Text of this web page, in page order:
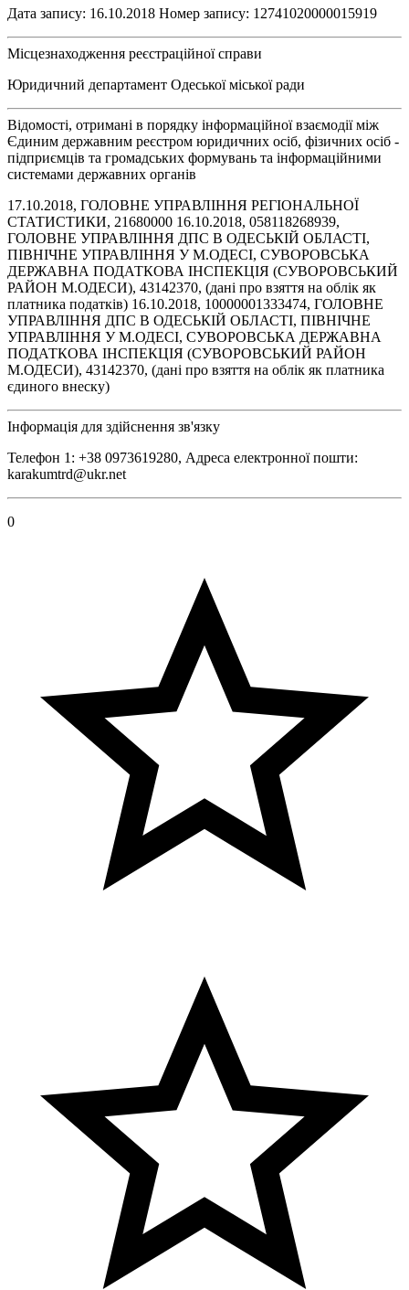
Дата запису: 16.10.2018 Номер запису: 12741020000015919
Місцезнаходження реєстраційної справи
Юридичний департамент Одеської міської ради
Відомості, отримані в порядку інформаційної взаємодії між
Єдиним державним реєстром юридичних осіб, фізичних осіб -
підприємців та громадських формувань та інформаційними
системами державних органів
17.10.2018, ГОЛОВНЕ УПРАВЛІННЯ РЕГІОНАЛЬНОЇ
СТАТИСТИКИ, 21680000 16.10.2018, 058118268939,
ГОЛОВНЕ УПРАВЛІННЯ ДПС В ОДЕСЬКІЙ ОБЛАСТІ,
ПІВНІЧНЕ УПРАВЛІННЯ У М.ОДЕСІ, СУВОРОВСЬКА
ДЕРЖАВНА ПОДАТКОВА ІНСПЕКЦІЯ (СУВОРОВСЬКИЙ
РАЙОН М.ОДЕСИ), 43142370, (дані про взяття на облік як
платника податків) 16.10.2018, 10000001333474, ГОЛОВНЕ
УПРАВЛІННЯ ДПС В ОДЕСЬКІЙ ОБЛАСТІ, ПІВНІЧНЕ
УПРАВЛІННЯ У М.ОДЕСІ, СУВОРОВСЬКА ДЕРЖАВНА
ПОДАТКОВА ІНСПЕКЦІЯ (СУВОРОВСЬКИЙ РАЙОН
М.ОДЕСИ), 43142370, (дані про взяття на облік як платника
єдиного внеску)
Інформація для здійснення зв'язку
Телефон 1: +38 0973619280, Адреса електронної пошти:
karakumtrd@ukr.net
0